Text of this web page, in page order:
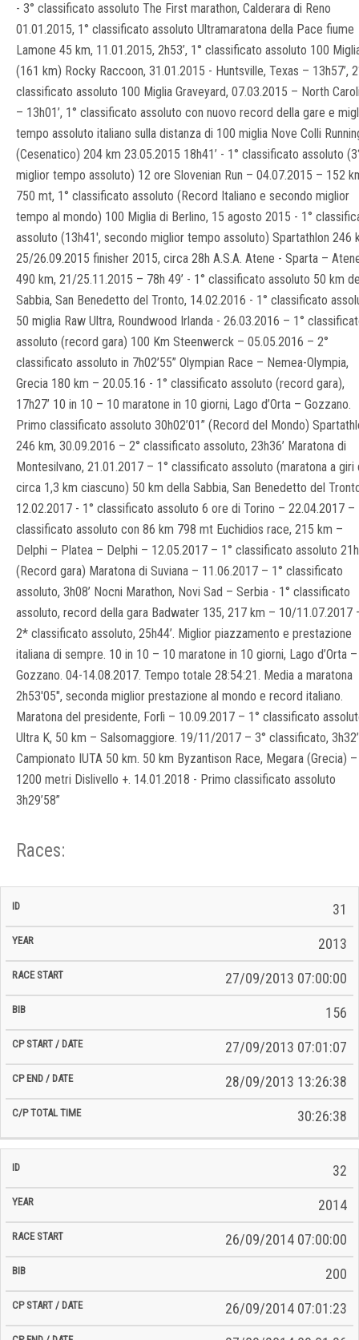
- 3° classificato assoluto The First marathon, Calderara di Reno
01.01.2015, 1° classificato assoluto Ultramaratona della Pace fiume
Lamone 45 km, 11.01.2015, 2h53’, 1° classificato assoluto 100
(161 km) Rocky Raccoon, 31.01.2015 - Huntsville, Texas – 13h57’,
classificato assoluto 100 Miglia Graveyard, 07.03.2015 – North
– 13h01’, 1° classificato assoluto con nuovo record della gare e
tempo assoluto italiano sulla distanza di 100 miglia Nove Colli
(Cesenatico) 204 km 23.05.2015 18h41’ - 1° classificato assoluto
miglior tempo assoluto) 12 ore Slovenian Run – 04.07.2015 – 152
750 mt, 1° classificato assoluto (Record Italiano e secondo miglior
tempo al mondo) 100 Miglia di Berlino, 15 agosto 2015 - 1°
assoluto (13h41', secondo miglior tempo assoluto) Spartathlon 246
25/26.09.2015 finisher 2015, circa 28h A.S.A. Atene - Sparta –
490 km, 21/25.11.2015 – 78h 49’ - 1° classificato assoluto 50 km
Sabbia, San Benedetto del Tronto, 14.02.2016 - 1° classificato
50 miglia Raw Ultra, Roundwood Irlanda - 26.03.2016 – 1°
assoluto (record gara) 100 Km Steenwerck – 05.05.2016 – 2°
classificato assoluto in 7h02’55” Olympian Race – Nemea-Olympia,
Grecia 180 km – 20.05.16 - 1° classificato assoluto (record gara),
17h27’ 10 in 10 – 10 maratone in 10 giorni, Lago d’Orta – Gozzano.
Primo classificato assoluto 30h02’01” (Record del Mondo)
246 km, 30.09.2016 – 2° classificato assoluto, 23h36’ Maratona di
Montesilvano, 21.01.2017 – 1° classificato assoluto (maratona a giri
circa 1,3 km ciascuno) 50 km della Sabbia, San Benedetto del
12.02.2017 - 1° classificato assoluto 6 ore di Torino – 22.04.2017 –
classificato assoluto con 86 km 798 mt Euchidios race, 215 km –
Delphi – Platea – Delphi – 12.05.2017 – 1° classificato assoluto
(Record gara) Maratona di Suviana – 11.06.2017 – 1° classificato
assoluto, 3h08’ Nocni Marathon, Novi Sad – Serbia - 1° classificato
assoluto, record della gara Badwater 135, 217 km – 10/11.07.2017
2* classificato assoluto, 25h44’. Miglior piazzamento e prestazione
italiana di sempre. 10 in 10 – 10 maratone in 10 giorni, Lago d’Orta –
Gozzano. 04-14.08.2017. Tempo totale 28:54:21. Media a maratona
2h53'05", seconda miglior prestazione al mondo e record italiano.
Maratona del presidente, Forlì – 10.09.2017 – 1° classificato
Ultra K, 50 km – Salsomaggiore. 19/11/2017 – 3° classificato,
Campionato IUTA 50 km. 50 km Byzantison Race, Megara (Grecia) –
1200 metri Dislivello +. 14.01.2018 - Primo classificato assoluto
3h29’58”
Races:
ID Year BiB
Total
31
2013
27/09/2013 07:00:00
156
27/09/2013 07:01:07
28/09/2013 13:26:38
30:26:38
32
2014
26/09/2014 07:00:00
200
26/09/2014 07:01:23